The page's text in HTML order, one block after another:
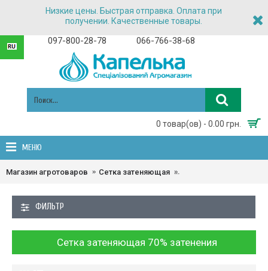
Низкие цены. Быстрая отправка. Оплата при
получении. Качественные товары.
097-800-28-78 066-766-38-68
0 товар(ов) - 0.00 грн.
МЕНЮ
Магазин агротоваров Сетка затеняющая
ФИЛЬТР
Сетка затеняющая 70% затенения